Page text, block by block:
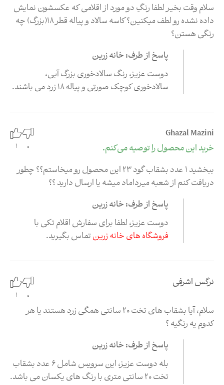
سلام وقت بخیر لطفا رنگِ دو مورد از اقلامی که عکسشون نمایش
داده نشده رو لطف میکنین؟ کاسه سالاد و پیاله قطر ۱۸(بزرگ) چه
رنگی هستن؟
پاسخ از طرف: خانه زرین
دوست عزیز، رنگ سالادخوری بزرگ آبی،
سالادخوری کوچک صورتی و پیاله 18 زرد می باشند.
Ghazal Mazini
خرید این محصول را توصیه می‌کنم.
0
1
ببخشید ۱ عدد بشقاب گود ۲۳ این محصول رو میخاستم؟؟ چطور
دریافت کنم از شعبه میرداماد میشه یا ارسال دارید ؟؟
پاسخ از طرف: خانه زرین
دوست عزیز، لطفا برای سفارش اقلام تکی با
فروشگاه های خانه زرینتماس بگیرید.
نرگس اشرفی
0
1
سلام، آیا بشقاب های تخت ۲۰ سانتی همگی زرد هستند یا هر
کدوم یه رنگیه ؟
پاسخ از طرف: خانه زرین
بله دوست عزیز، این سرویس شامل 6 عدد بشقاب
تخت 20 سانتی متری با رنگ های یکسان می باشد.